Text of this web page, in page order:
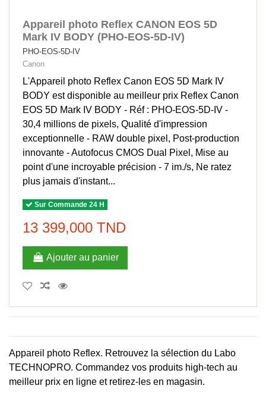
Appareil photo Reflex CANON EOS 5D
Mark IV BODY (PHO-EOS-5D-IV)
PHO-EOS-5D-IV
Canon
L'Appareil photo Reflex Canon EOS 5D Mark IV
BODY est disponible au meilleur prix Reflex Canon
EOS 5D Mark IV BODY - Réf : PHO-EOS-5D-IV -
30,4 millions de pixels, Qualité d'impression
exceptionnelle - RAW double pixel, Post-production
innovante - Autofocus CMOS Dual Pixel, Mise au
point d'une incroyable précision - 7 im./s, Ne ratez
plus jamais d'instant...
Sur Commande 24 H
13 399,000 TND
Ajouter au panier
Appareil photo Reflex. Retrouvez la sélection du Labo
TECHNOPRO. Commandez vos produits high-tech au
meilleur prix en ligne et retirez-les en magasin.